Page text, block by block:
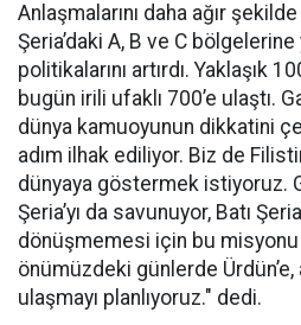
Anlaşmalarını daha ağır
Şeria’daki A, B ve C
politikalarını artırdı. Yaklaşık
bugün irili ufaklı 700’e ulaştı.
dünya kamuoyunun dikkatini
adım ilhak ediliyor. Biz de
dünyaya göstermek istiyoruz.
Şeria’yı da savunuyor, Batı
dönüşmemesi için bu
önümüzdeki günlerde Ürdün’e,
ulaşmayı planlıyoruz." dedi.